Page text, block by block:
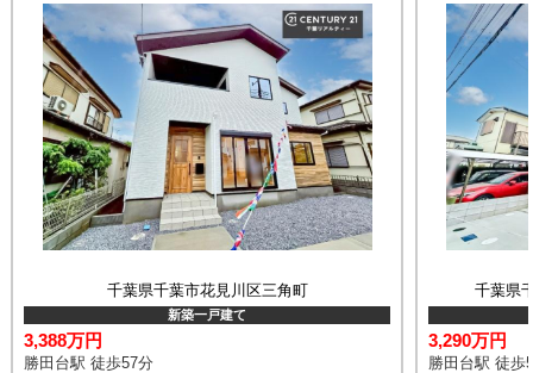
千葉県千葉市花見川区三角町
新築一戸建て
3,388万円
勝田台駅 徒歩57分
千葉県
3,290万円
勝田台駅 徒歩